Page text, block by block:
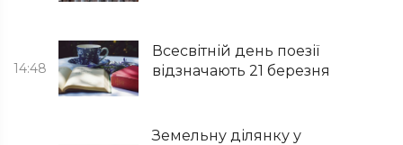
14:48
Всесвітній день поезії
відзначають 21 березня
Земельну ділянку у